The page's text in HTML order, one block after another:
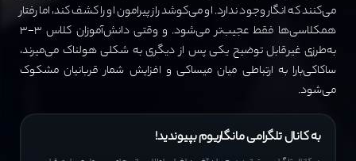
می‌کنند که انگار وجود ندارد. او می‌کوشد راز پیرامون او را کشف کند، اما رفتار
همکلاسی‌ها فقط عجیب‌تر می‌شود. و وقتی دانش‌آموزان کلاس ۳-۳
به‌طرزی غیرقابل توضیح یکی پس از دیگری به شکلی هولناک می‌میرند،
ساکاکی‌بارا به ارتباطی میان میساکی و افزایش شمار قربانیان مشکوک
می‌شود.
به کانال تلگرامی مانگاریوم بپیوندید!